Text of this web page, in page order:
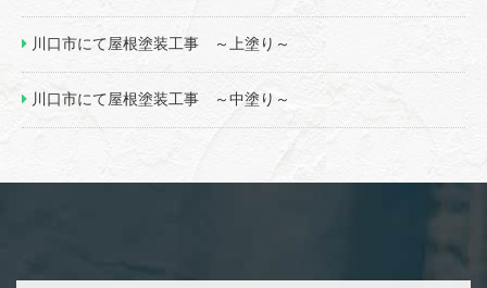
川口市にて屋根塗装工事 ～上塗り～
川口市にて屋根塗装工事 ～中塗り～